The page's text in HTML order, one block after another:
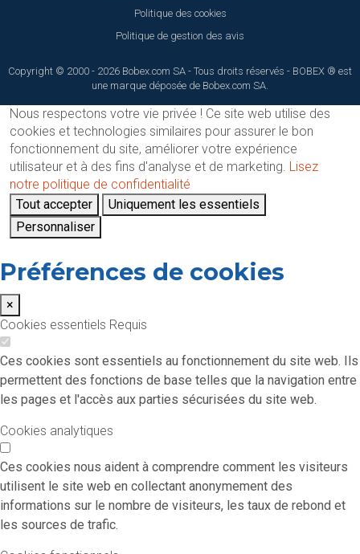
Politique des cookies
Politique de gestion des avis
Copyright © 2000 - 2026 Bobex.com SA - Tous droits réservés - BOBEX ® est
une marque déposée de Bobex.com SA.
Nous respectons votre vie privée ! Ce site web utilise des
cookies et technologies similaires pour assurer le bon
fonctionnement du site, améliorer votre expérience
utilisateur et à des fins d'analyse et de marketing. Lisez
notre politique de confidentialité
Tout accepter
Uniquement les essentiels
Personnaliser
Préférences de cookies
×
Cookies essentiels Requis
Ces cookies sont essentiels au fonctionnement du site web. Ils
permettent des fonctions de base telles que la navigation entre
les pages et l'accès aux parties sécurisées du site web.
Cookies analytiques
Ces cookies nous aident à comprendre comment les visiteurs
utilisent le site web en collectant anonymement des
informations sur le nombre de visiteurs, les taux de rebond et
les sources de trafic.